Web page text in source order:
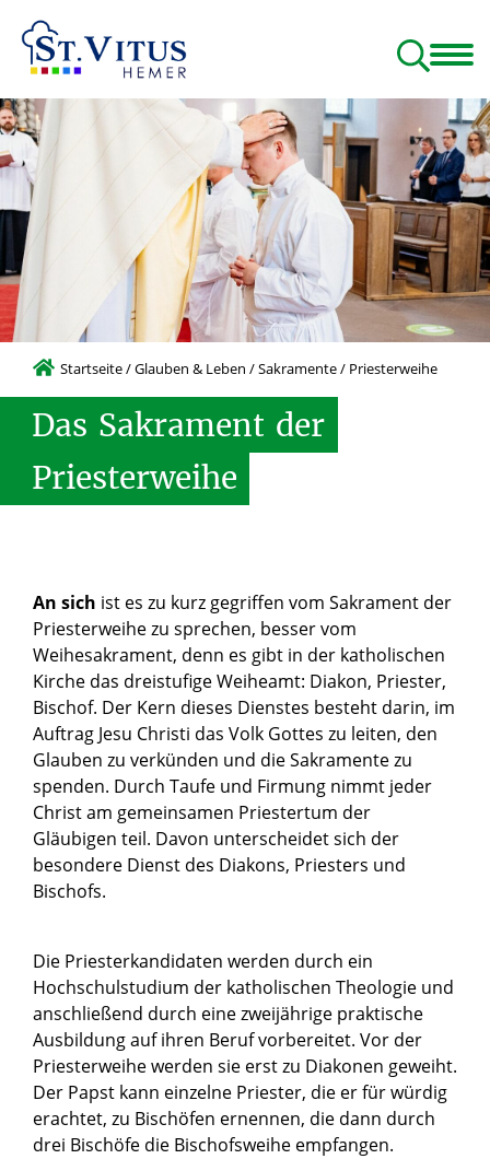
Startseite/Glauben & Leben /Sakramente/ Priesterweihe
Das Sakrament der
Priesterweihe
An sich ist es zu kurz gegriffen vom Sakrament der
Priesterweihe zu sprechen, besser vom
Weihesakrament, denn es gibt in der katholischen
Kirche das dreistufige Weiheamt: Diakon, Priester,
Bischof. Der Kern dieses Dienstes besteht darin, im
Auftrag Jesu Christi das Volk Gottes zu leiten, den
Glauben zu verkünden und die Sakramente zu
spenden. Durch Taufe und Firmung nimmt jeder
Christ am gemeinsamen Priestertum der
Gläubigen teil. Davon unterscheidet sich der
besondere Dienst des Diakons, Priesters und
Bischofs.
Die Priesterkandidaten werden durch ein
Hochschulstudium der katholischen Theologie und
anschließend durch eine zweijährige praktische
Ausbildung auf ihren Beruf vorbereitet. Vor der
Priesterweihe werden sie erst zu Diakonen geweiht.
Der Papst kann einzelne Priester, die er für würdig
erachtet, zu Bischöfen ernennen, die dann durch
drei Bischöfe die Bischofsweihe empfangen.